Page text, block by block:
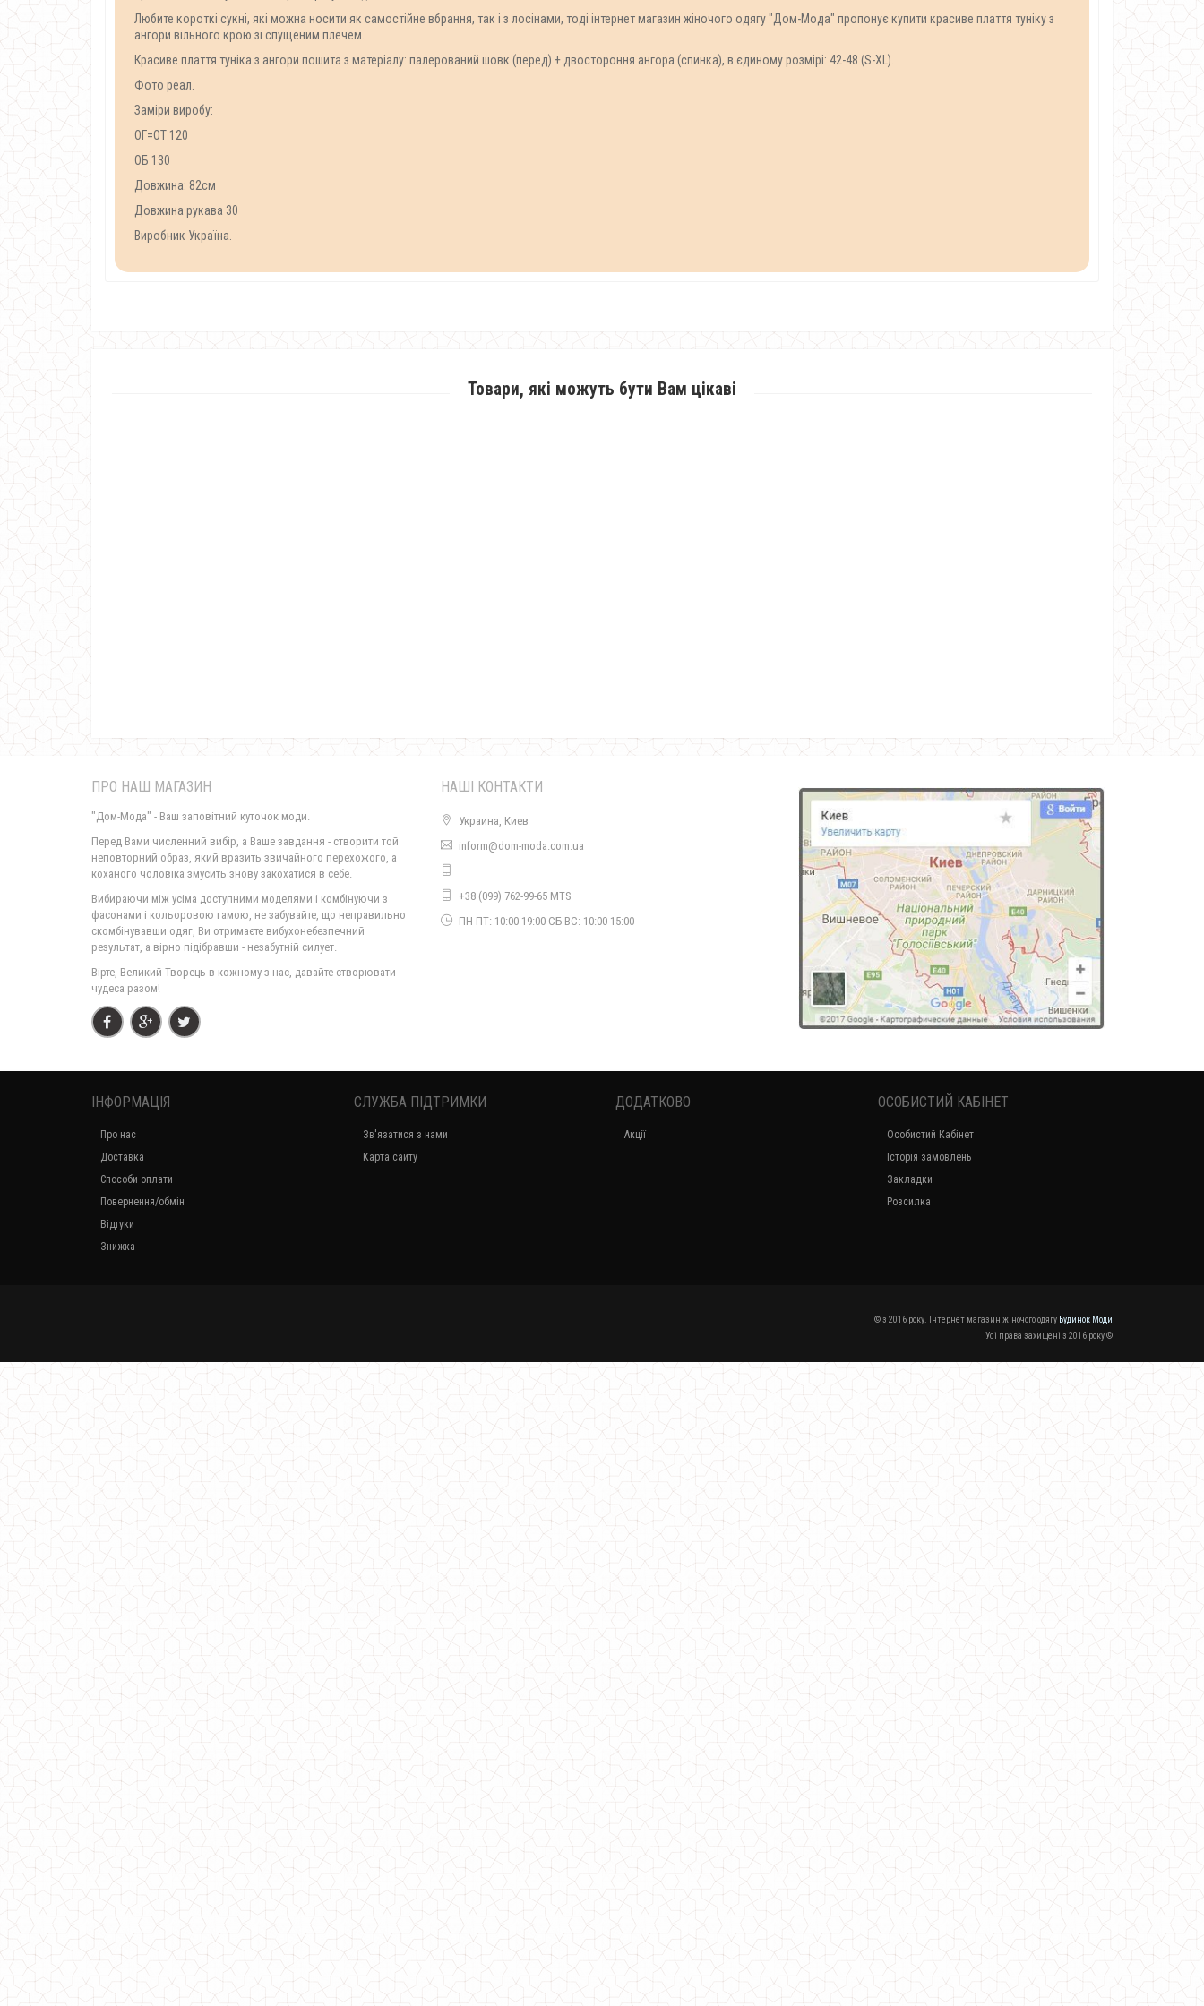
Любите короткі сукні, які можна носити як самостійне вбрання, так і з лосінами, тоді інтернет магазин жіночого одягу "Дом-Мода" пропонує купити красиве плаття туніку з
ангори вільного крою зі спущеним плечем.
Красиве плаття туніка з ангори пошита з матеріалу: палерований шовк (перед) + двостороння ангора (спинка), в єдиному розмірі: 42-48 (S-XL).
Фото реал.
Заміри виробу:
ОГ=ОТ 120
ОБ 130
Довжина: 82см
Довжина рукава 30
Виробник Україна.
Товари, які можуть бути Вам цікаві
Красиве плаття в діловому стилі великого розміру
670.00грн.
Красиве плаття вечірнє з довгим рукавом
650.00грн.
Красиве вечірнє плаття з гіпюру
510.00грн.
ПРО НАШ МАГАЗИН
"Дом-Мода" - Ваш заповітний куточок моди.
Перед Вами численний вибір, а Ваше завдання - створити той
неповторний образ, який вразить звичайного перехожого, а
коханого чоловіка змусить знову закохатися в себе.
Вибираючи між усіма доступними моделями і комбінуючи з
фасонами і кольоровою гамою, не забувайте, що неправильно
скомбінувавши одяг, Ви отримаєте вибухонебезпечний
результат, а вірно підібравши - незабутній силует.
Вірте, Великий Творець в кожному з нас, давайте створювати
чудеса разом!
НАШІ КОНТАКТИ
Украина, Киев
inform@dom-moda.com.ua
+38 (099) 762-99-65 MTS
ПН-ПТ: 10:00-19:00 СБ-ВС: 10:00-15:00
ІНФОРМАЦІЯ
Про нас
Доставка
Способи оплати
Повернення/обмін
Відгуки
Знижка
СЛУЖБА ПІДТРИМКИ
Зв'язатися з нами
Карта сайту
ДОДАТКОВО
Акції
ОСОБИСТИЙ КАБІНЕТ
Особистий Кабінет
Історія замовлень
Закладки
Розсилка
© з 2016 року. Інтернет магазин жіночого одягу Будинок Моди
Усі права захищені з 2016 року ©